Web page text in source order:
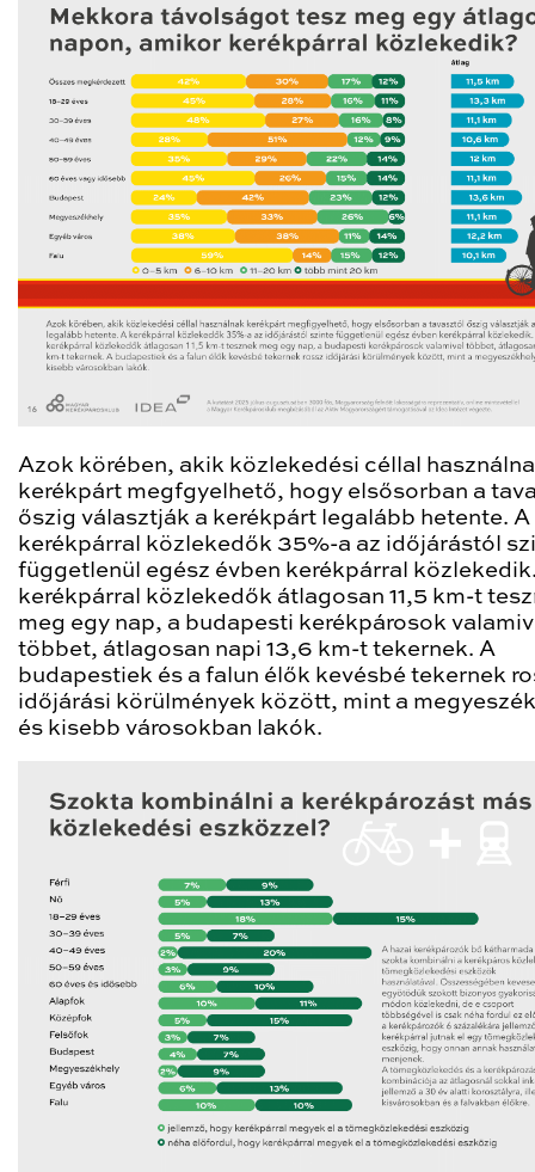
Azok körében, akik közlekedési céllal
kerékpárt megfgyelhető, hogy elsősorban a
őszig választják a kerékpárt legalább hetente. A
kerékpárral közlekedők 35%-a az időjárástól
függetlenül egész évben kerékpárral
kerékpárral közlekedők átlagosan 11,5 km-t
meg egy nap, a budapesti kerékpárosok
többet, átlagosan napi 13,6 km-t tekernek. A
budapestiek és a falun élők kevésbé tekernek
időjárási körülmények között, mint a
és kisebb városokban lakók.